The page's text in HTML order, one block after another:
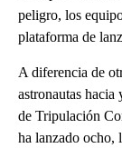
peligro, los
plataforma de
A diferencia de
astronautas hacia
de Tripulación
ha lanzado ocho,